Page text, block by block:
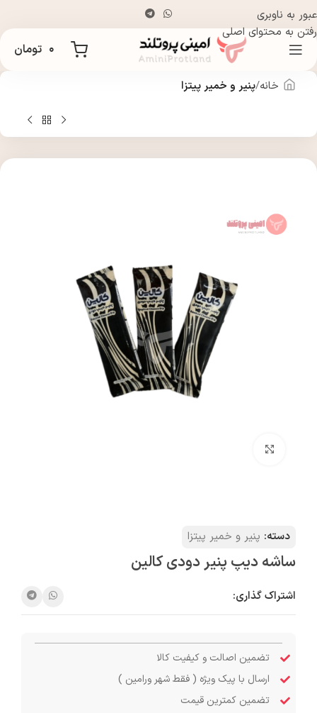
عبور به ناوبری
رفتن به محتوای اصلی
۰ تومان
خانه پنیر و خمیر پیتزا
دسته: پنیر و خمیر پیتزا
ساشه دیپ پنیر دودی کالین
اشتراک گذاری:
تضمین اصالت و کیفیت کالا
ارسال با پیک ویژه ( فقط شهر ورامین )
تضمین کمترین قیمت